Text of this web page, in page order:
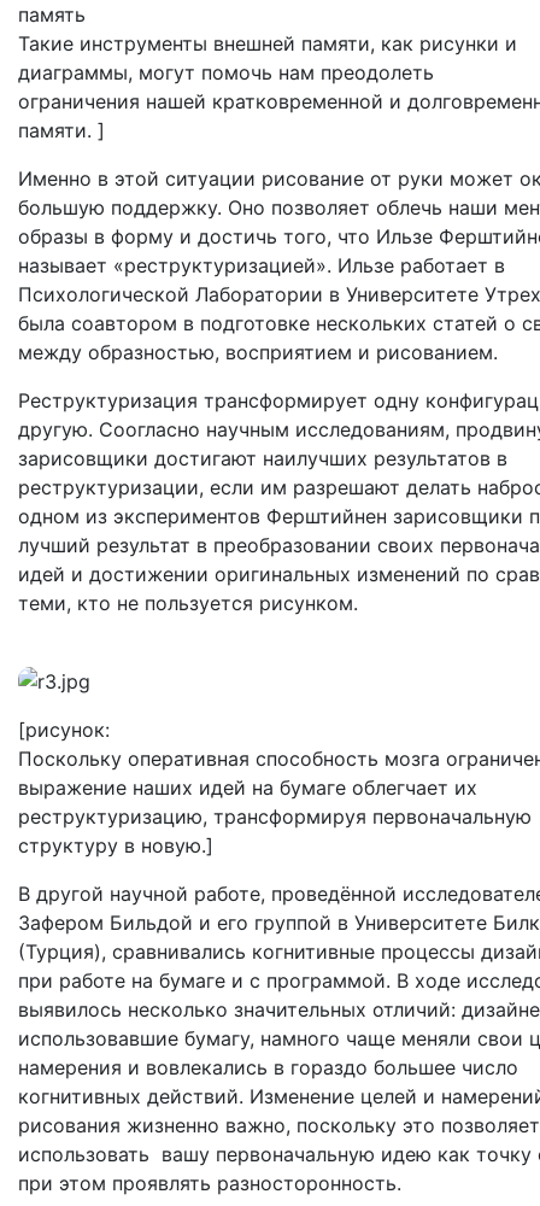
память
Такие инструменты внешней памяти, как рисунки и
диаграммы, могут помочь нам преодолеть
ограничения нашей кратковременной и
памяти. ]
Именно в этой ситуации рисование от руки может
большую поддержку. Оно позволяет облечь наши
образы в форму и достичь того, что Ильзе
называет «реструктуризацией». Ильзе работает в
Психологической Лаборатории в Университете
была соавтором в подготовке нескольких статей о
между образностью, восприятием и рисованием.
Реструктуризация трансформирует одну
другую. Соогласно научным исследованиям,
зарисовщики достигают наилучших результатов в
реструктуризации, если им разрешают делать
одном из экспериментов Ферштийнен зарисовщики
лучший результат в преобразовании своих
идей и достижении оригинальных изменений по
теми, кто не пользуется рисунком.
[рисунок:
Поскольку оперативная способность мозга
выражение наших идей на бумаге облегчает их
реструктуризацию, трансформируя первоначальную
структуру в новую.]
В другой научной работе, проведённой
Зафером Бильдой и его группой в Университете
(Турция), сравнивались когнитивные процессы
при работе на бумаге и с программой. В ходе
выявилось несколько значительных отличий:
использовавшие бумагу, намного чаще меняли свои
намерения и вовлекались в гораздо большее число
когнитивных действий. Изменение целей и
рисования жизненно важно, поскольку это
использовать вашу первоначальную идею как
при этом проявлять разносторонность.